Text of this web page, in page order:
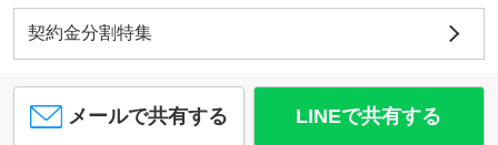
契約金分割特集
メールで共有する LINEで共有する